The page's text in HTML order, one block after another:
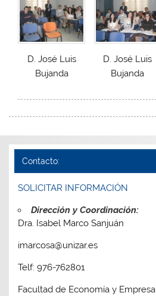
D. José Luis
Bujanda
D. José Luis
Bujanda
Contacto:
SOLICITAR INFORMACIÓN
Dirección y Coordinación:
Dra. Isabel Marco Sanjuán
imarcosa@unizar.es
Telf: 976-762801
Facultad de Economía y Empresa